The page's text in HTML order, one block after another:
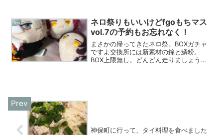
若モリアーティに「二つの人格」説トラ
オムの異星の使...
fgo
ネロ祭りもいいけどfgoもちマス
vol.7の予約もお忘れなく！
まさかの帰ってきたネロ祭。BOXガチャ
ですよ交換所には新素材の鐘と鱗粉。
BOX上限無し。どんどん走りましょう。
神保町に行って、タイ料理を食べました